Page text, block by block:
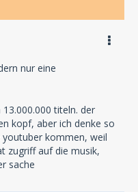
nur eine
titeln. der
kopf, aber ich denke so
kommen, weil
zugriff auf die musik,
sache